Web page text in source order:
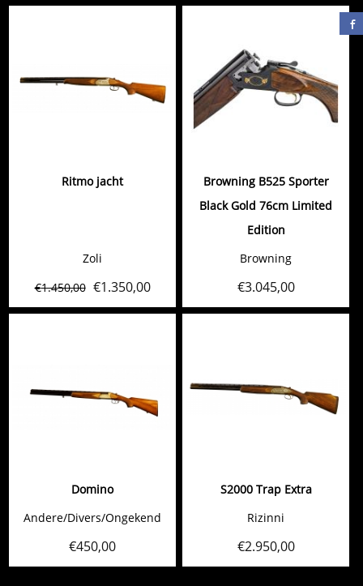
Ritmo jacht
Zoli
€1.450,00 €1.350,00
Browning B525 Sporter
Black Gold 76cm Limited
Edition
Browning
€3.045,00
Domino
Andere/Divers/Ongekend
€450,00
S2000 Trap Extra
Rizinni
€2.950,00